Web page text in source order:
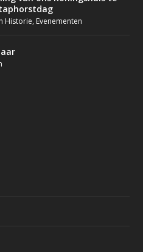
Historie, Evenementen